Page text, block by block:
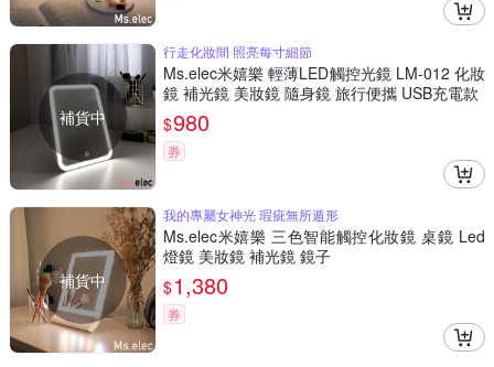
補貨中
行走化妝間 照亮每寸細節
Ms.elec米嬉樂 輕薄LED觸控光鏡 LM-012 化妝
鏡 補光鏡 美妝鏡 隨身鏡 旅行便攜 USB充電款
$980
券
補貨中
我的專屬女神光 瑕疵無所遁形
Ms.elec米嬉樂 三色智能觸控化妝鏡 桌鏡 Led
燈鏡 美妝鏡 補光鏡 鏡子
$1,380
券